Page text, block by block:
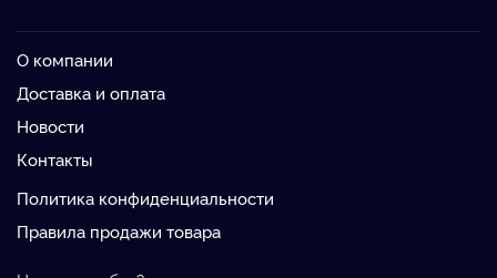
О компании
Доставка и оплата
Новости
Контакты
Политика конфиденциальности
Правила продажи товара